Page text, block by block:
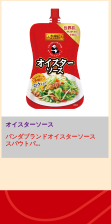
オイスターソース
パンダブランドオイスターソース
スパウトパ...